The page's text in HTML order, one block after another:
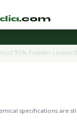
.com
95% Powder
specifications are